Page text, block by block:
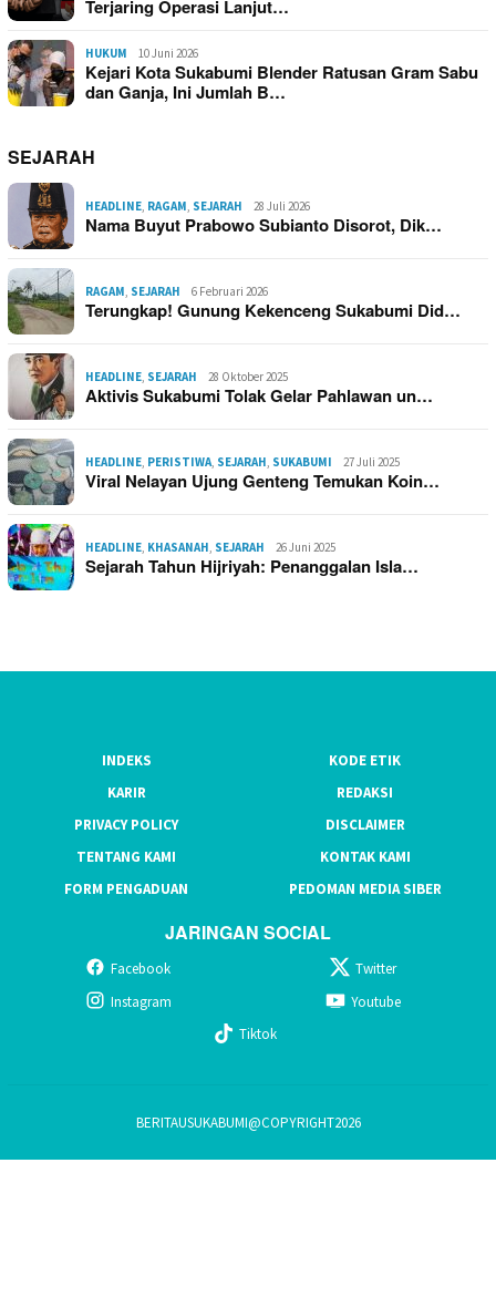
Terjaring Operasi Lanjut…
HUKUM 10 Juni 2026
Kejari Kota Sukabumi Blender Ratusan Gram Sabu
dan Ganja, Ini Jumlah B…
SEJARAH
HEADLINE RAGAM SEJARAH 28 Juli 2026
Nama Buyut Prabowo Subianto Disorot, Dik…
RAGAM SEJARAH 6 Februari 2026
Terungkap! Gunung Kekenceng Sukabumi Did…
HEADLINE SEJARAH 28 Oktober 2025
Aktivis Sukabumi Tolak Gelar Pahlawan un…
HEADLINE PERISTIWA SEJARAH SUKABUMI 27 Juli 2025
Viral Nelayan Ujung Genteng Temukan Koin…
HEADLINE KHASANAH SEJARAH 26 Juni 2025
Sejarah Tahun Hijriyah: Penanggalan Isla…
INDEKS
KODE ETIK
KARIR
REDAKSI
PRIVACY POLICY
DISCLAIMER
TENTANG KAMI
KONTAK KAMI
FORM PENGADUAN
PEDOMAN MEDIA SIBER
JARINGAN SOCIAL
Facebook
Twitter
Instagram
Youtube
Tiktok
BERITAUSUKABUMI@COPYRIGHT2026